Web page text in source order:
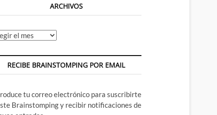
ARCHIVOS
RECIBE BRAINSTOMPING POR EMAIL
tu correo electrónico para suscribirte
Brainstomping y recibir notificaciones de